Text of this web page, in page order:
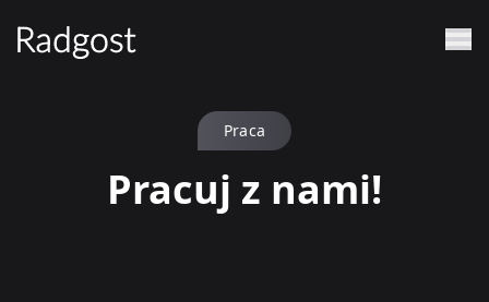
Praca
Pracuj z nami!